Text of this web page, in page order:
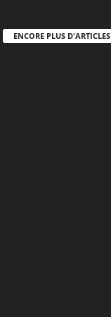
ENCORE PLUS D'ARTICLES